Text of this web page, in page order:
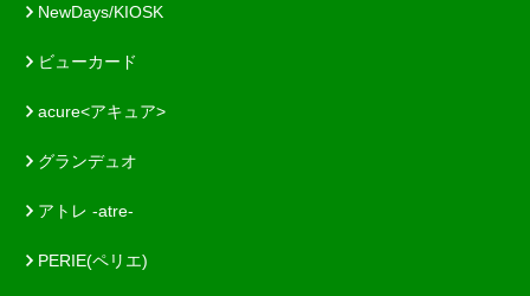
NewDays/KIOSK
ビューカード
acure<アキュア>
グランデュオ
アトレ -atre-
PERIE(ペリエ)